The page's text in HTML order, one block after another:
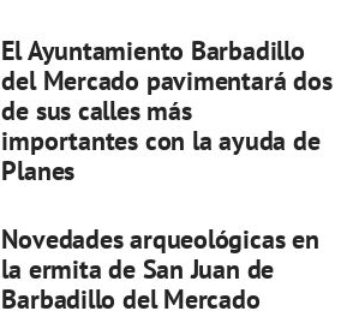
El Ayuntamiento Barbadillo
del Mercado pavimentará dos
de sus calles más
importantes con la ayuda de
Planes
Novedades arqueológicas en
la ermita de San Juan de
Barbadillo del Mercado